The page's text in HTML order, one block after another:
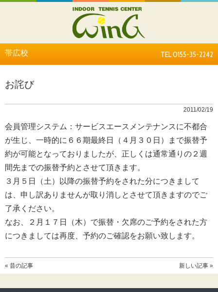
帯広校 TEL 0155-35-2242
お詫び
2011/02/19
会員管理システム：サービスエースメンテナンスに不都合
が生じ、一時的に６６期最終日（４月３０日）まで振替予
約が可能となっておりましたが、正しくは通常通りの２週
間先までの振替予約とさせて頂きます。
３月５日（土）以降の振替予約をされた分につきまして
は、申し訳ありませんが取り消しとさせて頂きますのでご
了承ください。
なお、２月１７日（木）で振替・欠席のご予約をされた方
につきましては再度、予約のご確認をお願い致します。
« 昔の記事 新しい記事 »